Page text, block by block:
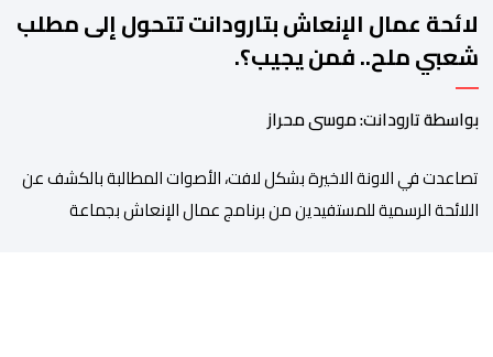
لائحة عمال الإنعاش بتارودانت تتحول إلى مطلب
شعبي ملح.. فمن يجيب؟.
بواسطة تارودانت: موسى محراز
تصاعدت في الاونة الاخيرة بشكل لافت، الأصوات المطالبة بالكشف عن
اللائحة الرسمية للمستفيدين من برنامج عمال الإنعاش بجماعة